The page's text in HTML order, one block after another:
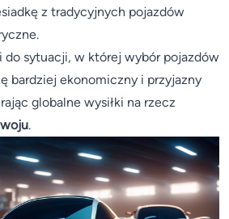
z tradycyjnych pojazdów
do sytuacji, w której wybór pojazdów
bardziej ekonomiczny i przyjazny
globalne wysiłki na rzecz
.